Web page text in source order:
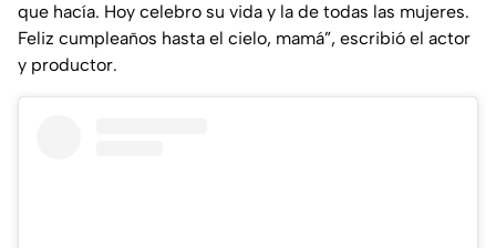
que hacía. Hoy celebro su vida y la de todas las mujeres.
Feliz cumpleaños hasta el cielo, mamá”, escribió el actor
y productor.